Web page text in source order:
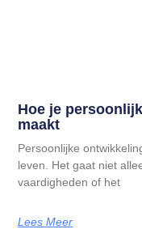
Hoe je
maakt
Persoonlijke
leven. Het gaat niet
vaardigheden of het
Lees Meer